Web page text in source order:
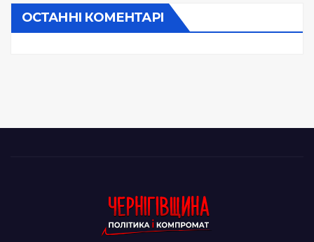
ОСТАННІ КОМЕНТАРІ